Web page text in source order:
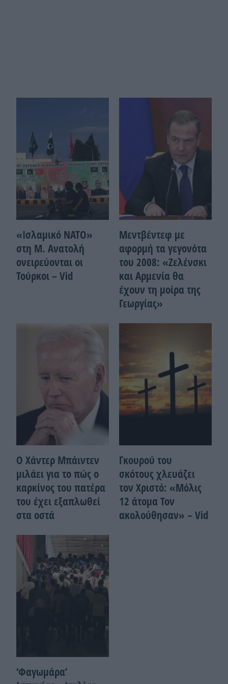
«Ισλαμικό ΝΑΤΟ»
στη Μ. Ανατολή
ονειρεύονται οι
Τούρκοι – Vid
Μεντβέντεφ με
αφορμή τα γεγονότα
του 2008: «Ζελένσκι
και Αρμενία θα
έχουν τη μοίρα της
Γεωργίας»
Ο Χάντερ Μπάιντεν
μιλάει για το πώς ο
καρκίνος του πατέρα
του έχει εξαπλωθεί
στα οστά
Γκουρού του
σκότους χλευάζει
τον Χριστό: «Μόλις
12 άτομα Τον
ακολούθησαν» – Vid
‘Φαγωμάρα’